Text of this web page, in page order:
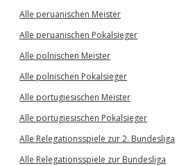
Alle peruanischen Meister
Alle peruanischen Pokalsieger
Alle polnischen Meister
Alle polnischen Pokalsieger
Alle portugiesischen Meister
Alle portugiesischen Pokalsieger
Alle Relegationsspiele zur 2. Bundesliga
Alle Relegationsspiele zur Bundesliga